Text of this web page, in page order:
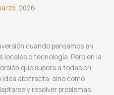
2026
cuando pensamos en
o tecnología. Pero en la
que supera a todas en
idea abstracta, sino como
y resolver problemas.